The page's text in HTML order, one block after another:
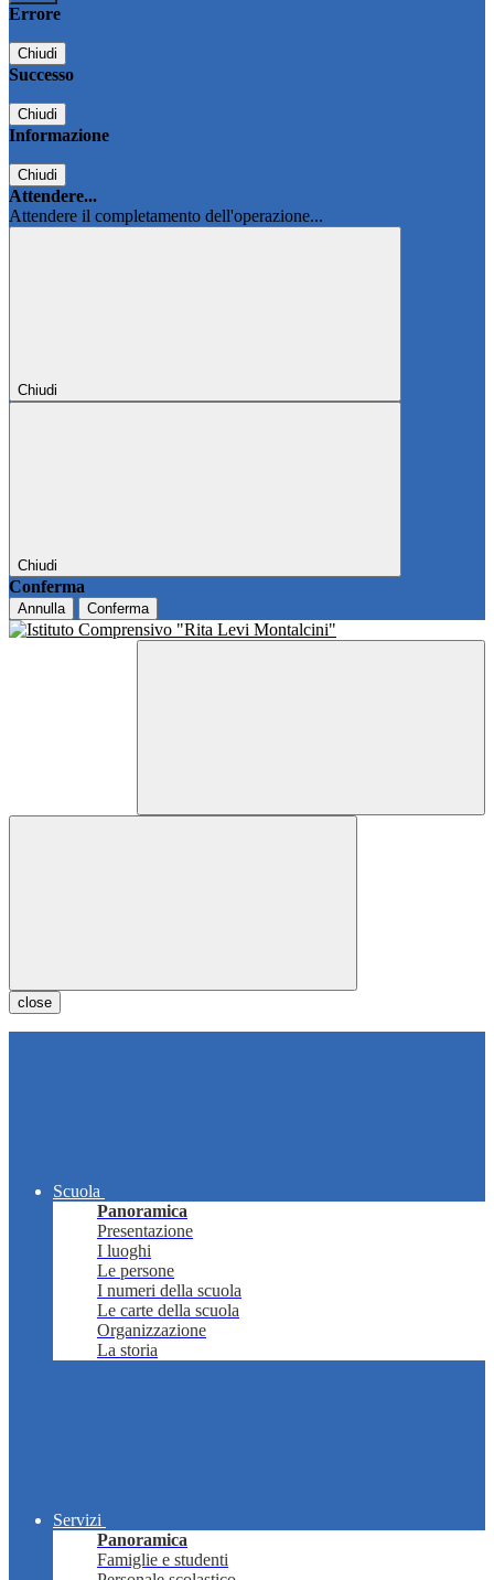
Errore
Chiudi
Successo
Chiudi
Informazione
Chiudi
Attendere...
Attendere il completamento dell'operazione...
Chiudi
Chiudi
Conferma
Annulla Conferma
close
Scuola
Panoramica
Presentazione
I luoghi
Le persone
I numeri della scuola
Le carte della scuola
Organizzazione
La storia
Servizi
Panoramica
Famiglie e studenti